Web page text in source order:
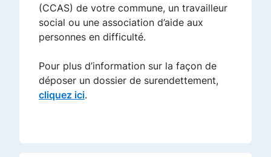
(CCAS) de votre commune, un travailleur
social ou une association d’aide aux
personnes en difficulté.
Pour plus d’information sur la façon de
déposer un dossier de surendettement,
cliquez ici.